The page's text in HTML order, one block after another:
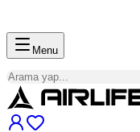
Menu